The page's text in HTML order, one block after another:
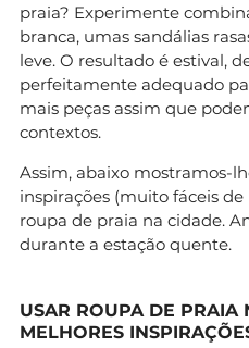
praia? Experimente
branca, umas sandálias
leve. O resultado é estival,
perfeitamente adequado
mais peças assim que
contextos.
Assim, abaixo mostramos-
inspirações (muito fáceis
roupa de praia na cidade.
durante a estação quente.
USAR ROUPA DE PRAIA
MELHORES